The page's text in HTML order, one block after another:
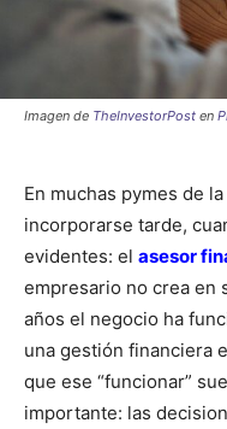
Imagen de TheInvestorPost en
En muchas pymes de
incorporarse tarde,
evidentes: el asesor
empresario no crea en
años el negocio ha
una gestión financiera
que ese “funcionar”
importante: las